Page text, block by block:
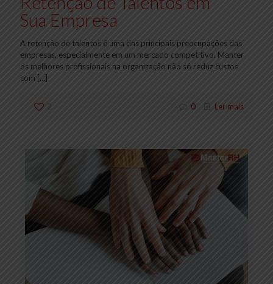
Sua Empresa
A retenção de talentos é uma das principais preocupações das
empresas, especialmente em um mercado competitivo. Manter
os melhores profissionais na organização não só reduz custos
com […]
2 0 Ler mais